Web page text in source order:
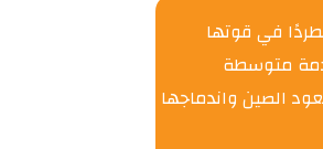
في قوتها
متوسطة
جعل صعود الصين واندماجها